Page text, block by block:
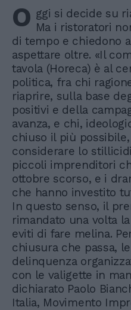
O ggi si decide su
Ma i ristoratori
di tempo e chiedono
aspettare oltre. «Il
tavola (Horeca) è al
politica, fra chi
riaprire, sulla base
positivi e della
avanza, e chi,
chiuso il più
considerare lo
piccoli imprenditori
ottobre scorso, e i
che hanno investito
In questo senso, il
rimandato una volta
eviti di fare melina.
chiusura che passa,
delinquenza
con le valigette in
dichiarato Paolo
Italia, Movimento